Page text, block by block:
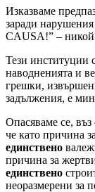
Изказваме
заради
CAUSA!” – никой
Тези институции
наводненията и
грешки,
задължения, е
Опасяваме се,
че като причина
единствено
причина за
единствено
неоразмерени за